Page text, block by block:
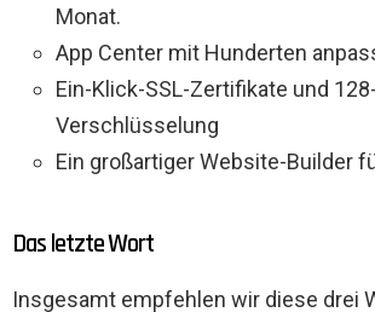
Monat.
App Center mit Hunderten
Ein-Klick-SSL-Zertifikate und
Verschlüsselung
Ein großartiger Website-Builder
Das letzte Wort
Insgesamt empfehlen wir diese drei